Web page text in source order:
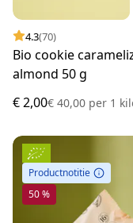
4.3(70)
Bio cookie
almond 50 g
€ 2,00€ 40,00 per 1
Productnotitie
50 %